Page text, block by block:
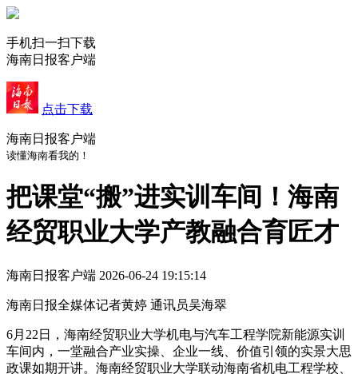
手机扫一扫下载
海南日报客户端
点击下载
海南日报客户端
读懂海南看我的！
把课堂“搬”进实训车间！海南
经贸职业大学产教融合育匠才
海南日报客户端 2026-06-24 19:15:14
海南日报全媒体记者黄婷 通讯员吴海翠
6月22日，海南经贸职业大学机电与汽车工程学院新能源实训
车间内，一堂融合产业实操、企业一线、价值引领的实景大思
政课如期开讲。海南经贸职业大学联动海南省机电工程学校、